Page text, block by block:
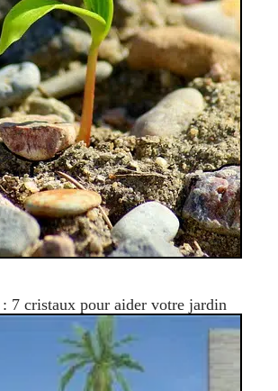
7 cristaux pour aider votre jardin